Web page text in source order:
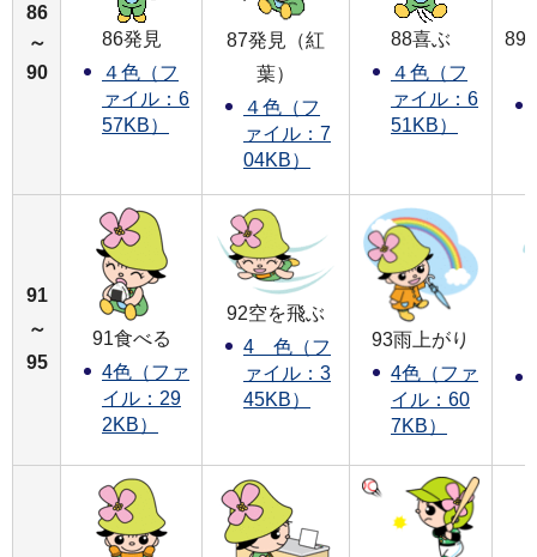
86
～
90
86発見
４色（フ
ァイル：6
57KB）
87発見（紅
葉）
４色（フ
ァイル：7
04KB）
88喜ぶ
４色（フ
ァイル：6
51KB）
89
91
～
95
91食べる
4色（ファ
イル：29
2KB）
92空を飛ぶ
4 色（フ
ァイル：3
45KB）
93雨上がり
4色（ファ
イル：60
7KB）